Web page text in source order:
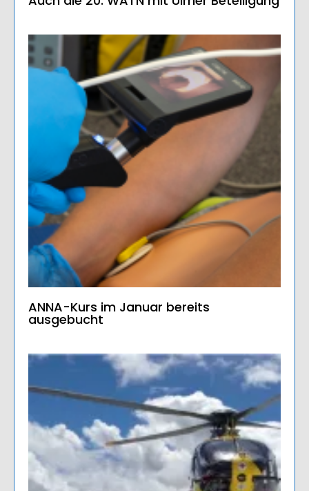
ANNA-Kurs im Januar bereits
ausgebucht